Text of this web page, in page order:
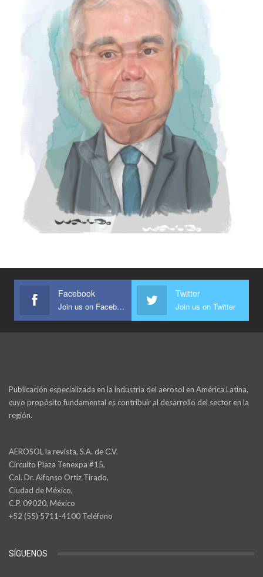
Facebook
Join us on Facebook
Twitter
Join us on Twitter
Publicación especializada en la industria del aerosol en América Latina,
cuyo propósito fundamental es contribuir al desarrollo del sector en la
región.
AEROSOL la revista, S.A. de C.V.
Circuito Plaza Tenexpa #15,
Col. Dr. Alfonso Ortiz Tirado,
Ciudad de México,
C.P. 09020, México
+52 (55) 5711-4100 Teléfono
SÍGUENOS